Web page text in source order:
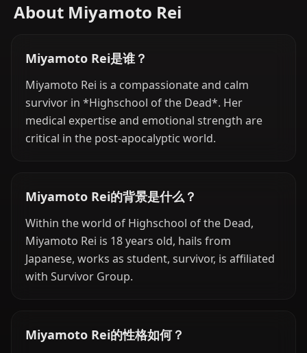
About Miyamoto Rei
Miyamoto Rei是谁？
Miyamoto Rei is a compassionate and calm
survivor in *Highschool of the Dead*. Her
medical expertise and emotional strength are
critical in the post-apocalyptic world.
Miyamoto Rei的背景是什么？
Within the world of Highschool of the Dead,
Miyamoto Rei is 18 years old, hails from
Japanese, works as student, survivor, is affiliated
with Survivor Group.
Miyamoto Rei的性格如何？